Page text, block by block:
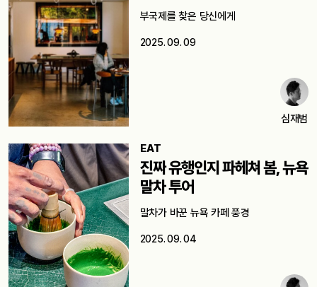
부국제를 찾은 당신에게
2025. 09. 09
심재범
EAT
진짜 유행인지 파헤쳐 봄, 뉴욕
말차 투어
말차가 바꾼 뉴욕 카페 풍경
2025. 09. 04